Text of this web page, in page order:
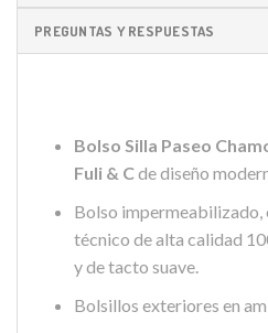
PREGUNTAS Y RESPUESTAS
Bolso Silla Paseo
Fuli & Cde diseño
Bolso impermeabilizado,
técnico de alta calidad
y de tacto suave.
Bolsillos exteriores en